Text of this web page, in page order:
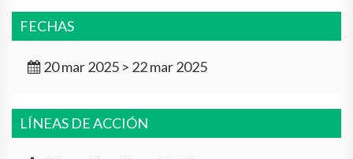
FECHAS
20 mar 2025 > 22 mar 2025
LÍNEAS DE ACCIÓN